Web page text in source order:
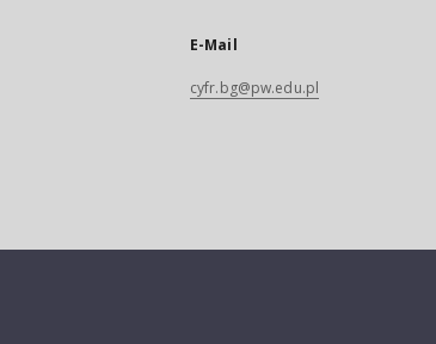
E-Mail
cyfr.bg@pw.edu.pl